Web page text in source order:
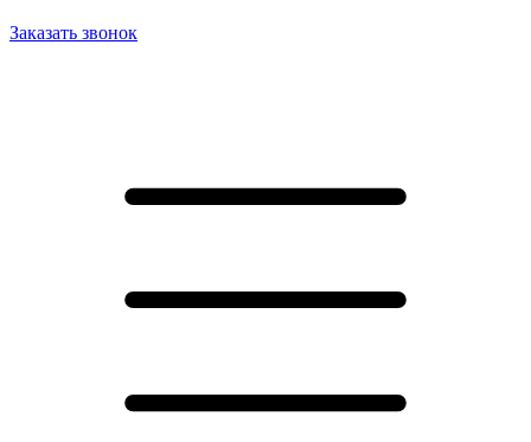
Заказать звонок